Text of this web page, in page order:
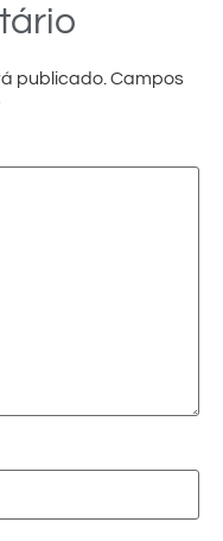
publicado. Campos